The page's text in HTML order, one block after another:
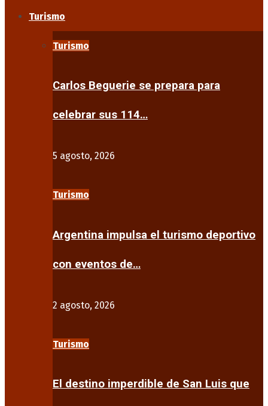
Turismo
Turismo
Carlos Beguerie se prepara para
celebrar sus 114…
5 agosto, 2026
Turismo
Argentina impulsa el turismo deportivo
con eventos de…
2 agosto, 2026
Turismo
El destino imperdible de San Luis que